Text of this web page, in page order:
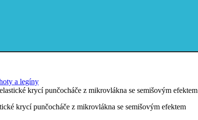
a legíny
krycí punčocháče z mikrovlákna se semišovým efektem